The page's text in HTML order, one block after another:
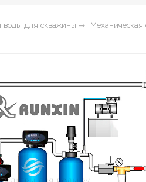
для скважины Механическая